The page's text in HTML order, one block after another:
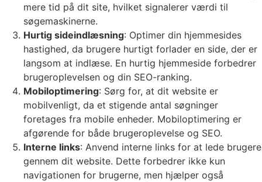
mere tid på dit site, hvilket signalerer værdi til
søgemaskinerne.
Hurtig sideindlæsning: Optimer din hjemmesides
hastighed, da brugere hurtigt forlader en side, der er
langsom at indlæse. En hurtig hjemmeside forbedrer
brugeroplevelsen og din SEO-ranking.
Mobiloptimering: Sørg for, at dit website er
mobilvenligt, da et stigende antal søgninger
foretages fra mobile enheder. Mobiloptimering er
afgørende for både brugeroplevelse og SEO.
Interne links: Anvend interne links for at lede brugere
gennem dit website. Dette forbedrer ikke kun
navigationen for brugerne, men hjælper også